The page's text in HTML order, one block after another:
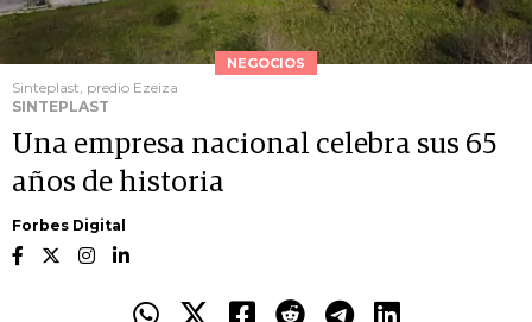
NEGOCIOS
Sinteplast, predio Ezeiza
SINTEPLAST
Una empresa nacional celebra sus 65
años de historia
Forbes Digital